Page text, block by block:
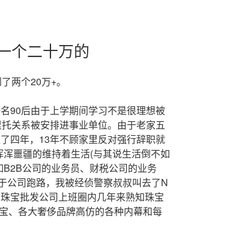
个二十万的
两个20万+。
90后由于上学期间学习不是很理想被
关系被安排进事业单位。由于老家五
四年，13年不顾家里反对强行辞职就
噩疆的维持着生活(与其说生活倒不如
公司的业务员、财税公司的业务
公司跑路，我被经侦警察叔叔叫去了N
宝批发公司上班圈内几年来熟知珠宝
、各大奢侈品牌高仿的各种内幕和每